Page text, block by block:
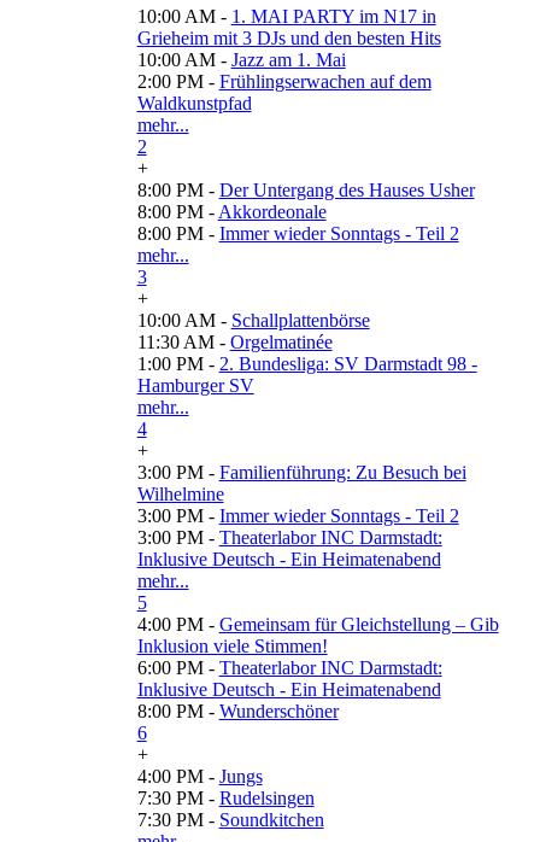
10:00 AM - 1. MAI PARTY im N17 in
Grieheim mit 3 DJs und den besten Hits
10:00 AM - Jazz am 1. Mai
2:00 PM - Frühlingserwachen auf dem
Waldkunstpfad
mehr...
2
+
8:00 PM - Der Untergang des Hauses Usher
8:00 PM - Akkordeonale
8:00 PM - Immer wieder Sonntags - Teil 2
mehr...
3
+
10:00 AM - Schallplattenbörse
11:30 AM - Orgelmatinée
1:00 PM - 2. Bundesliga: SV Darmstadt 98 -
Hamburger SV
mehr...
4
+
3:00 PM - Familienführung: Zu Besuch bei
Wilhelmine
3:00 PM - Immer wieder Sonntags - Teil 2
3:00 PM - Theaterlabor INC Darmstadt:
Inklusive Deutsch - Ein Heimatenabend
mehr...
5
4:00 PM - Gemeinsam für Gleichstellung – Gib
Inklusion viele Stimmen!
6:00 PM - Theaterlabor INC Darmstadt:
Inklusive Deutsch - Ein Heimatenabend
8:00 PM - Wunderschöner
6
+
4:00 PM - Jungs
7:30 PM - Rudelsingen
7:30 PM - Soundkitchen